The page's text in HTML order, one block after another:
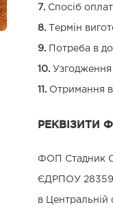
7.Спосіб
8.Термін
9.Потреба в
10.Узгодження
11.Отримання
РЕКВІЗИТИ
ФОП Стадник
ЄДРПОУ
в